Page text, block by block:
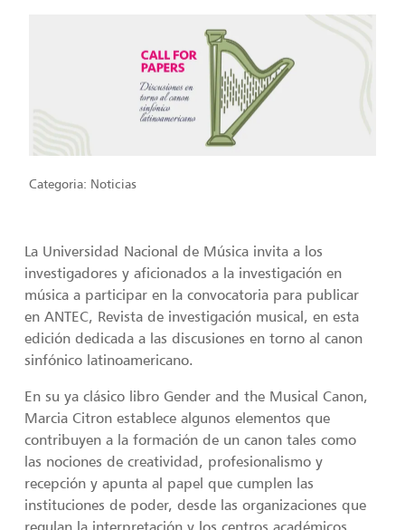
Categoria: Noticias
La Universidad Nacional de Música invita a los
investigadores y aficionados a la investigación en
música a participar en la convocatoria para publicar
en ANTEC, Revista de investigación musical, en esta
edición dedicada a las discusiones en torno al canon
sinfónico latinoamericano.
En su ya clásico libro Gender and the Musical Canon,
Marcia Citron establece algunos elementos que
contribuyen a la formación de un canon tales como
las nociones de creatividad, profesionalismo y
recepción y apunta al papel que cumplen las
instituciones de poder, desde las organizaciones que